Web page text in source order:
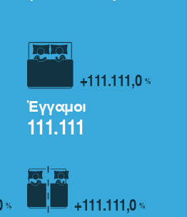
Έγγαμοι
111.111
+111.111,0%
% +111.111,0%